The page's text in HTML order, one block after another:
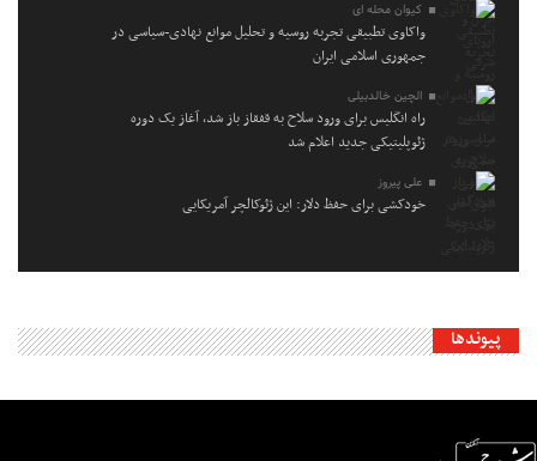
کیوان محله ای
واکاوی تطبیقی تجربه روسیه و تحلیل موانع نهادی-سیاسی در
جمهوری اسلامی ایران
الچین خالدبیلی
راه انگلیس برای ورود سلاح به قفقاز باز شد، آغاز یک دوره
ژئوپلیتیکی جدید اعلام شد
علی پیروز
خودکشی برای حفظ دلار: این ژئوکالچر آمریکایی
پیوندها